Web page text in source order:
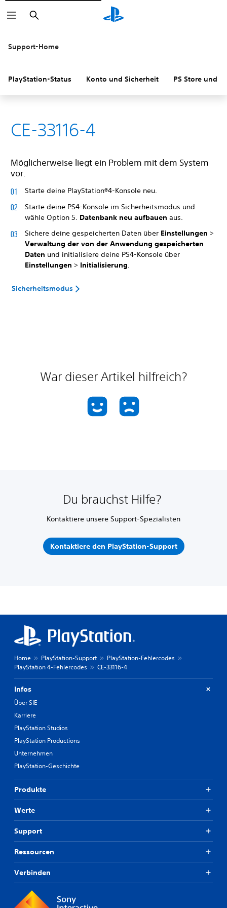
Suchen
Support-Home
PlayStation-Status Konto und Sicherheit PS Store und
CE-33116-4
Möglicherweise liegt ein Problem mit dem System
vor.
Starte deine PlayStation®4-Konsole neu.
Starte deine PS4-Konsole im Sicherheitsmodus und
wähle Option 5. Datenbank neu aufbauen aus.
Sichere deine gespeicherten Daten über Einstellungen >
Verwaltung der von der Anwendung gespeicherten
Daten und initialisiere deine PS4-Konsole über
Einstellungen > Initialisierung.
Sicherheitsmodus
War dieser Artikel hilfreich?
Du brauchst Hilfe?
Kontaktiere unsere Support-Spezialisten
Kontaktiere den PlayStation-Support
Home PlayStation-Support
PlayStation-Fehlercodes
PlayStation 4-Fehlercodes
CE-33116-4
Infos
Über SIE
Karriere
PlayStation Studios
PlayStation Productions
Unternehmen
PlayStation-Geschichte
Produkte
Werte
Support
Ressourcen
Verbinden